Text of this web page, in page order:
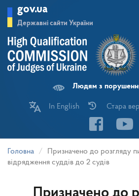
основного
матеріалу
gov.ua
Державні сайти України
Людям з
In English Стара
Головна
Призначено до розгляду
відрядження суддів до 2 судів